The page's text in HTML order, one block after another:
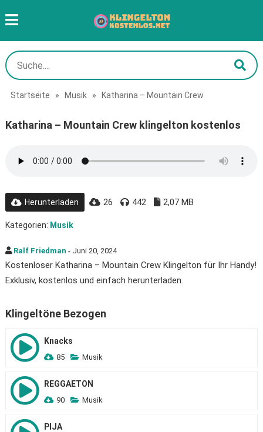
Startseite » Musik » Katharina – Mountain Crew
Katharina – Mountain Crew klingelton kostenlos
Herunterladen 26 442 2,07 MB
Kategorien: Musik
Ralf Friedman - Juni 20, 2024
Kostenloser Katharina – Mountain Crew Klingelton für Ihr Handy!
Exklusiv, kostenlos und einfach herunterladen.
Klingeltöne Bezogen
Knacks
85 Musik
REGGAETON
90 Musik
PIJA